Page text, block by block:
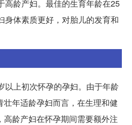
高龄产妇。最佳的生育年龄在25
身体素质更好，对胎儿的发育和
以上初次怀孕的孕妇。由于年龄
壮年适龄孕妇而言，在生理和健
高龄产妇在怀孕期间需要额外注